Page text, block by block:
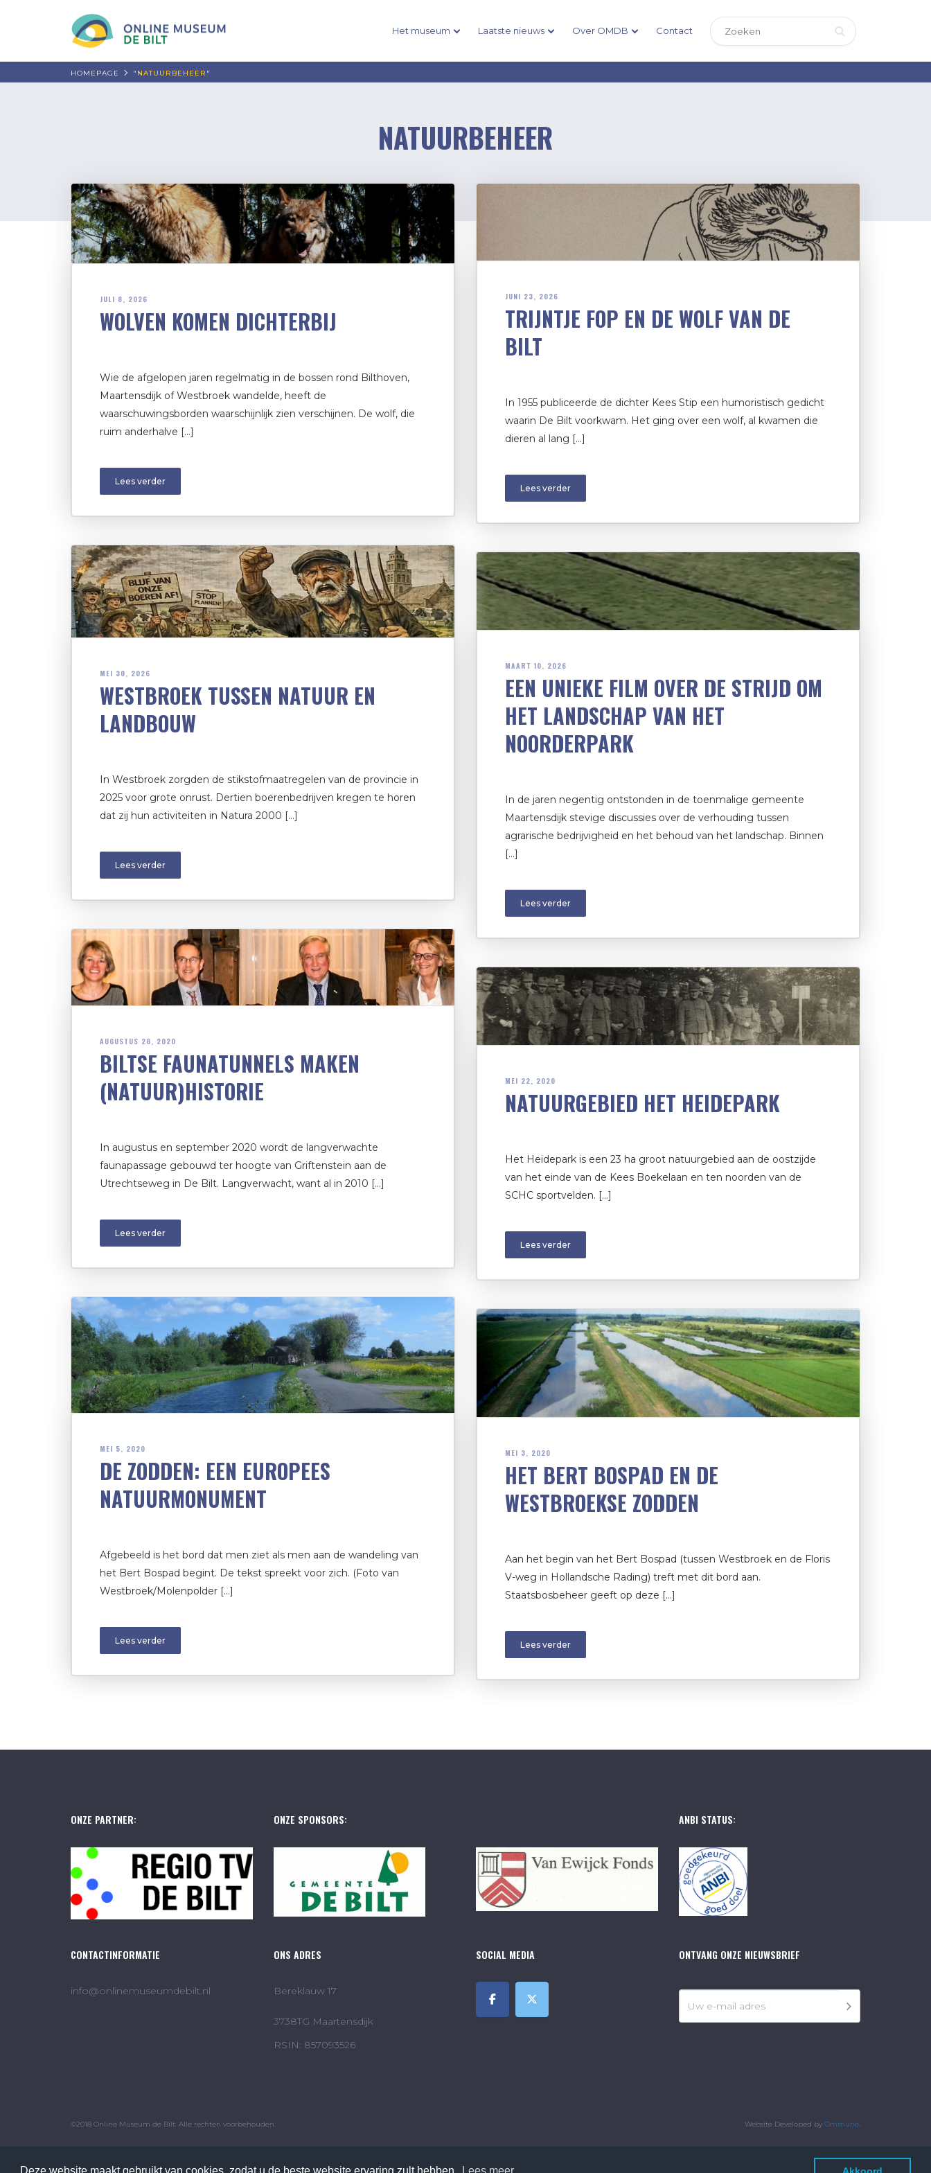
Het museum Laatste nieuws Over OMDB Contact
HOMEPAGE "NATUURBEHEER"
NATUURBEHEER
JULI 8, 2026
WOLVEN KOMEN DICHTERBIJ
Wie de afgelopen jaren regelmatig in de bossen rond Bilthoven,
Maartensdijk of Westbroek wandelde, heeft de
waarschuwingsborden waarschijnlijk zien verschijnen. De wolf, die
ruim anderhalve […]
Lees verder
JUNI 23, 2026
TRIJNTJE FOP EN DE WOLF VAN DE
BILT
In 1955 publiceerde de dichter Kees Stip een humoristisch gedicht
waarin De Bilt voorkwam. Het ging over een wolf, al kwamen die
dieren al lang […]
Lees verder
MEI 30, 2026
WESTBROEK TUSSEN NATUUR EN
LANDBOUW
In Westbroek zorgden de stikstofmaatregelen van de provincie in
2025 voor grote onrust. Dertien boerenbedrijven kregen te horen
dat zij hun activiteiten in Natura 2000 […]
Lees verder
MAART 10, 2026
EEN UNIEKE FILM OVER DE STRIJD OM
HET LANDSCHAP VAN HET
NOORDERPARK
In de jaren negentig ontstonden in de toenmalige gemeente
Maartensdijk stevige discussies over de verhouding tussen
agrarische bedrijvigheid en het behoud van het landschap. Binnen
[…]
Lees verder
AUGUSTUS 28, 2020
BILTSE FAUNATUNNELS MAKEN
(NATUUR)HISTORIE
In augustus en september 2020 wordt de langverwachte
faunapassage gebouwd ter hoogte van Griftenstein aan de
Utrechtseweg in De Bilt. Langverwacht, want al in 2010 […]
Lees verder
MEI 22, 2020
NATUURGEBIED HET HEIDEPARK
Het Heidepark is een 23 ha groot natuurgebied aan de oostzijde
van het einde van de Kees Boekelaan en ten noorden van de
SCHC sportvelden. […]
Lees verder
MEI 5, 2020
DE ZODDEN: EEN EUROPEES
NATUURMONUMENT
Afgebeeld is het bord dat men ziet als men aan de wandeling van
het Bert Bospad begint. De tekst spreekt voor zich. (Foto van
Westbroek/Molenpolder […]
Lees verder
MEI 3, 2020
HET BERT BOSPAD EN DE
WESTBROEKSE ZODDEN
Aan het begin van het Bert Bospad (tussen Westbroek en de Floris
V-weg in Hollandsche Rading) treft met dit bord aan.
Staatsbosbeheer geeft op deze […]
Lees verder
ONZE PARTNER: ONZE SPONSORS: ANBI STATUS:
CONTACTINFORMATIE
info@onlinemuseumdebilt.nl
ONS ADRES
Bereklauw 17
3738TG Maartensdijk
RSIN: 857093526
SOCIAL MEDIA ONTVANG ONZE NIEUWSBRIEF
©2018 Online Museum de Bilt. Alle rechten voorbehouden. Website Developed by Ommune